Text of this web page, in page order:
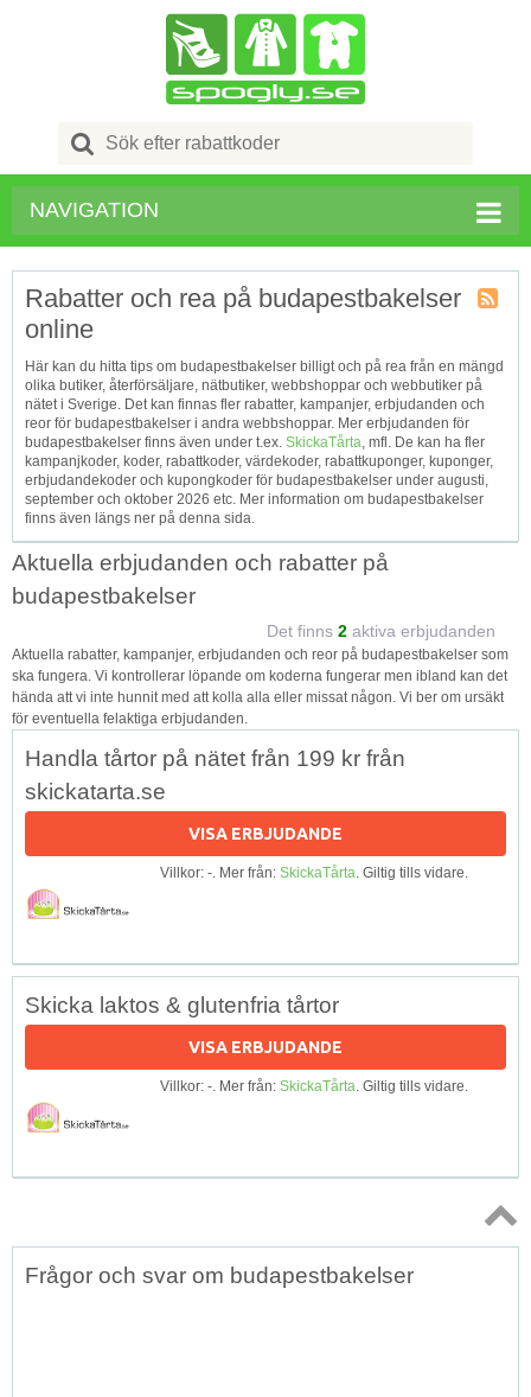
Search
for:
NAVIGATION
RSS
Rabatter och rea på budapestbakelser
online
Här kan du hitta tips om budapestbakelser billigt och på rea från en mängd
olika butiker, återförsäljare, nätbutiker, webbshoppar och webbutiker på
nätet i Sverige. Det kan finnas fler rabatter, kampanjer, erbjudanden och
reor för budapestbakelser i andra webbshoppar. Mer erbjudanden för
budapestbakelser finns även under t.ex. SkickaTårta, mfl. De kan ha fler
kampanjkoder, koder, rabattkoder, värdekoder, rabattkuponger, kuponger,
erbjudandekoder och kupongkoder för budapestbakelser under augusti,
september och oktober 2026 etc. Mer information om budapestbakelser
finns även längs ner på denna sida.
Aktuella erbjudanden och rabatter på
budapestbakelser
Det finns 2 aktiva erbjudanden
Aktuella rabatter, kampanjer, erbjudanden och reor på budapestbakelser som
ska fungera. Vi kontrollerar löpande om koderna fungerar men ibland kan det
hända att vi inte hunnit med att kolla alla eller missat någon. Vi ber om ursäkt
för eventuella felaktiga erbjudanden.
Handla tårtor på nätet från 199 kr från
skickatarta.se
VISA ERBJUDANDE
Villkor: -. Mer från: SkickaTårta. Giltig tills vidare.
Skicka laktos & glutenfria tårtor
VISA ERBJUDANDE
Villkor: -. Mer från: SkickaTårta. Giltig tills vidare.
Topp
Frågor och svar om budapestbakelser